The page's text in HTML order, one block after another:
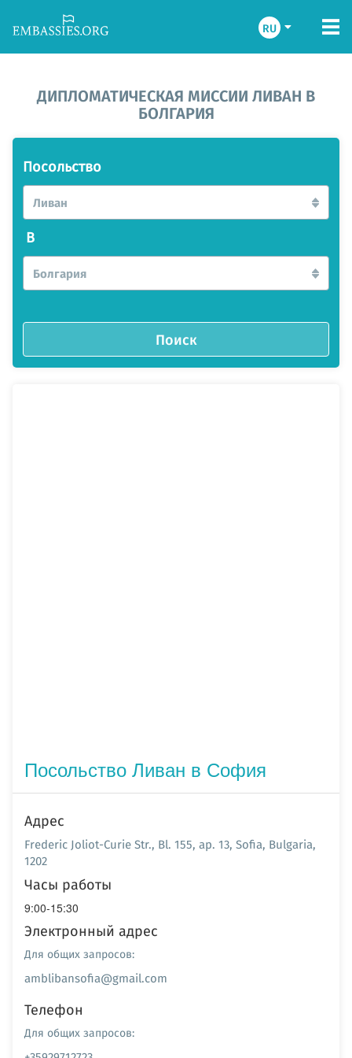
RU
ДИПЛОМАТИЧЕСКАЯ МИССИИ ЛИВАН В
БОЛГАРИЯ
Посольство
Ливан
В
Болгария
Поиск
Посольство Ливан в София
Адрес
Frederic Joliot-Curie Str., Bl. 155, ap. 13, Sofia, Bulgaria,
1202
Часы работы
9:00-15:30
Электронный адрес
Для общих запросов:
amblibansofia@gmail.com
Телефон
Для общих запросов: